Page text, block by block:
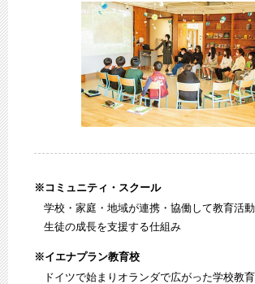
※コミュニティ・スクール
学校・家庭・地域が連携・協働して教育活
生徒の成長を支援する仕組み
※イエナプラン教育校
ドイツで始まりオランダで広がった学校教